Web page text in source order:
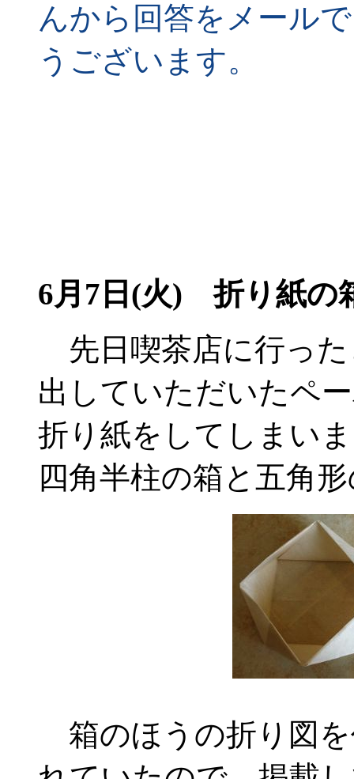
んから回答をメール
うございます。
6月7日(火) 折り紙の
先日喫茶店に行っ
出していただいたペ
折り紙をしてしまい
四角半柱の箱と五角
箱のほうの折り図